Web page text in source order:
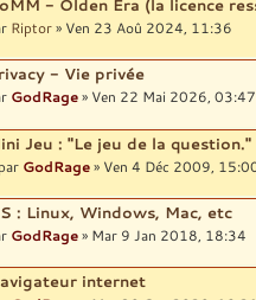
- Olden Era (la licence
Riptor» Ven 23 Aoû 2024, 11:36
- Vie privée
GodRage» Ven 22 Mai 2026, 03:47
Jeu : "Le jeu de la question."
par GodRage» Ven 4 Déc 2009,
: Linux, Windows, Mac, etc
GodRage» Mar 9 Jan 2018, 18:34
internet